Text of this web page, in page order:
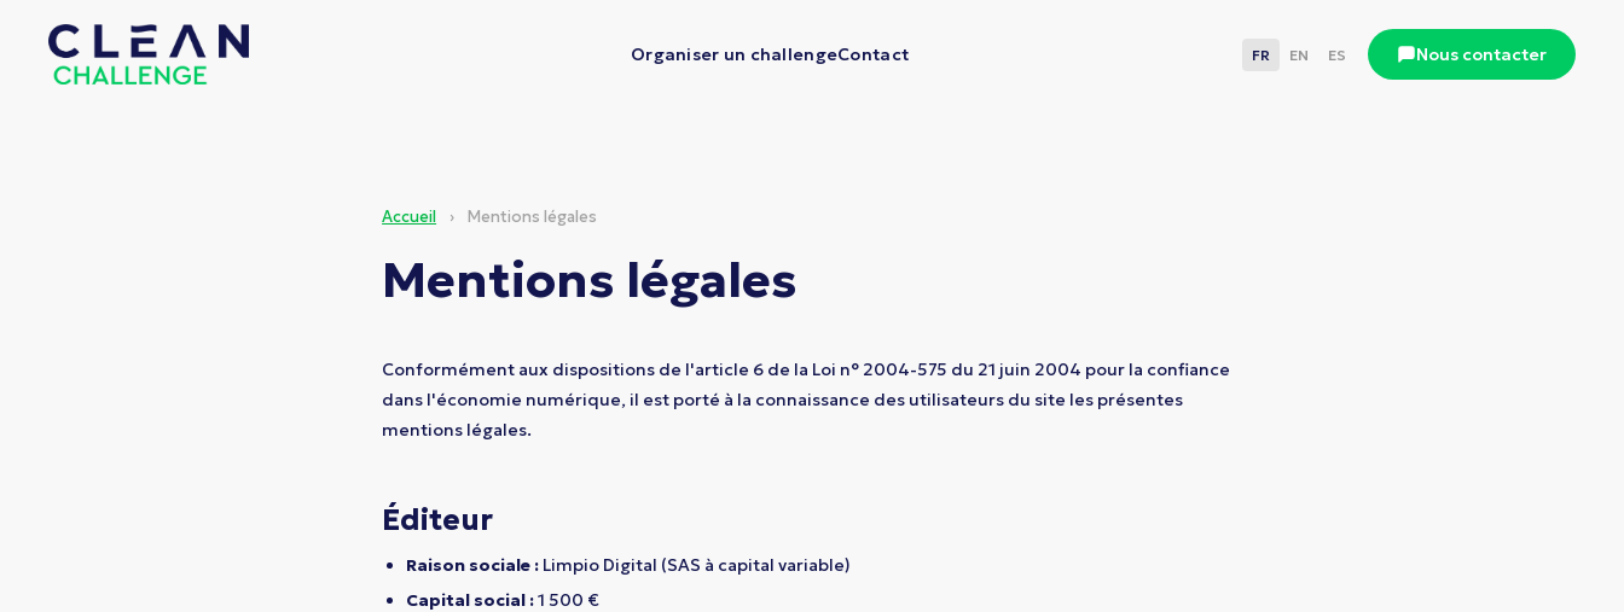
Organiser un challengeContact FR EN ES Nous contacter
Accueil › Mentions légales
Mentions légales
Conformément aux dispositions de l'article 6 de la Loi n° 2004-575 du 21 juin 2004 pour la confiance
dans l'économie numérique, il est porté à la connaissance des utilisateurs du site les présentes
mentions légales.
Éditeur
Raison sociale : Limpio Digital (SAS à capital variable)
Capital social :1 500 €